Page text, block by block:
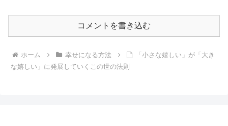
コメントを書き込む
ホーム 幸せになる方法
「小さな嬉しい」が「大き
な嬉しい」に発展していくこの世の法則